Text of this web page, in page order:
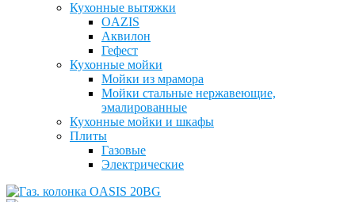
Кухонные вытяжки
OAZIS
Аквилон
Гефест
Кухонные мойки
Мойки из мрамора
Мойки стальные нержавеющие,
эмалированные
Кухонные мойки и шкафы
Плиты
Газовые
Электрические